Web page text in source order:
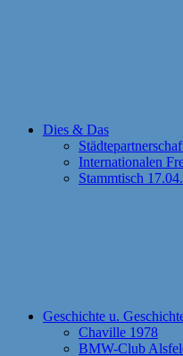
Dies & Das
Internationalen
Stammtisch
Geschichte u.
Chaville 1978
BMW-Club